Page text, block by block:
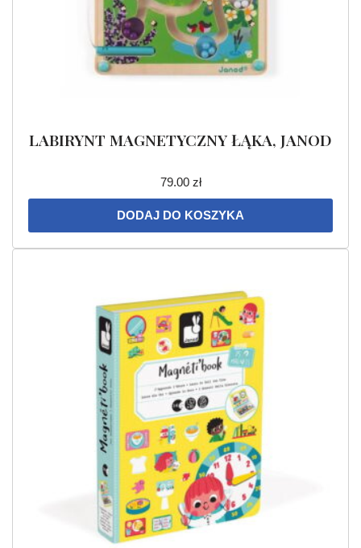
LABIRYNT MAGNETYCZNY ŁĄKA, JANOD
79.00 zł
DODAJ DO KOSZYKA